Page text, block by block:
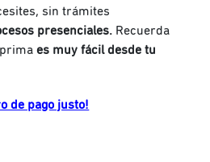
sin trámites
presenciales. Recuerda
primaes muy fácil desde tu
de pago justo!